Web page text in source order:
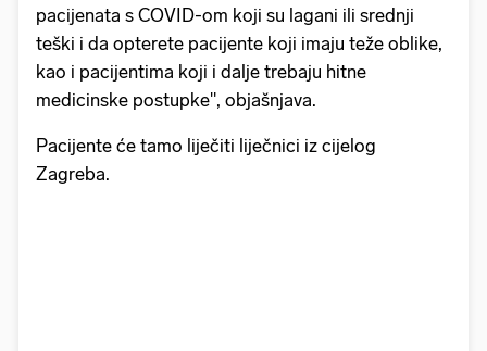
pacijenata s COVID-om koji su lagani ili srednji
teški i da opterete pacijente koji imaju teže oblike,
kao i pacijentima koji i dalje trebaju hitne
medicinske postupke", objašnjava.
Pacijente će tamo liječiti liječnici iz cijelog
Zagreba.